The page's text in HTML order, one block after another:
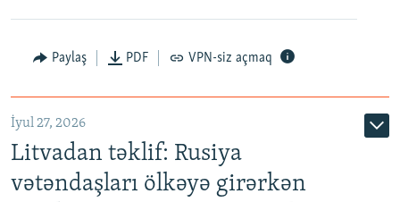
Paylaş PDF VPN-siz açmaq
İyul 27, 2026
Litvadan təklif: Rusiya
vətəndaşları ölkəyə girərkən